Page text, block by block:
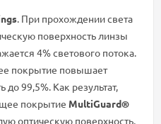
. При прохождении света
поверхность линзы
4% светового потока.
покрытие повышает
99,5%. Как результат,
покрытие MultiGuard®
оптическую поверхность,